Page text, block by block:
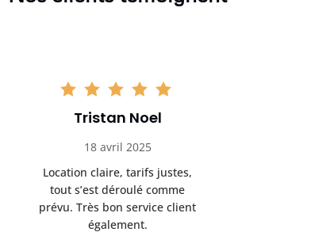
Tristan Noel
18 avril 2025
Location claire, tarifs justes,
tout s’est déroulé comme
prévu. Très bon service client
également.